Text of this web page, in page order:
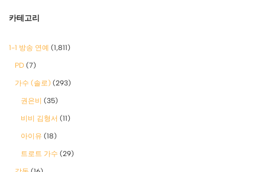
카테고리
1-1 방송 연예 (1,811)
PD (7)
가수 (솔로) (293)
권은비 (35)
비비 김형서 (11)
아이유 (18)
트로트 가수 (29)